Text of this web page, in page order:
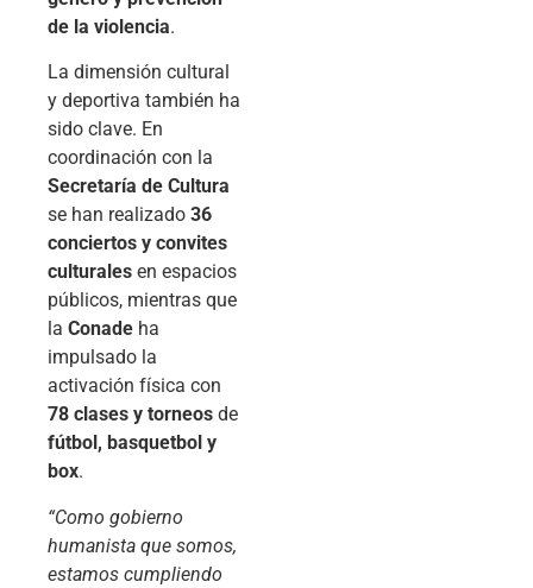
de la violencia.
La dimensión cultural
y deportiva también ha
sido clave. En
coordinación con la
Secretaría de Cultura
se han realizado 36
conciertos y convites
culturales en espacios
públicos, mientras que
la Conade ha
impulsado la
activación física con
78 clases y torneos de
fútbol, basquetbol y
box.
“Como gobierno
humanista que somos,
estamos cumpliendo